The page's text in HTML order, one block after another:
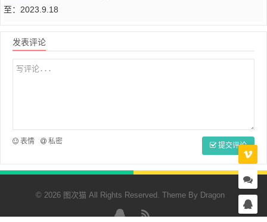
至：2023.9.18
发表评论
表情 私密 提交评论
© 2026 图次猫 All Rights Reserved. Theme By Dragon